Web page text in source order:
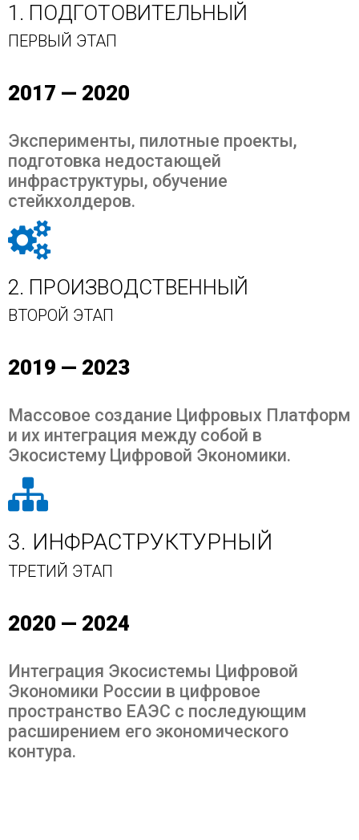
1. ПОДГОТОВИТЕЛЬНЫЙ
ПЕРВЫЙ ЭТАП
2017 — 2020
Эксперименты, пилотные проекты,
подготовка недостающей
инфраструктуры, обучение
стейкхолдеров.
2. ПРОИЗВОДСТВЕННЫЙ
ВТОРОЙ ЭТАП
2019 — 2023
Массовое создание Цифровых Платформ
и их интеграция между собой в
Экосистему Цифровой Экономики.
3. ИНФРАСТРУКТУРНЫЙ
ТРЕТИЙ ЭТАП
2020 — 2024
Интеграция Экосистемы Цифровой
Экономики России в цифровое
пространство ЕАЭС с последующим
расширением его экономического
контура.